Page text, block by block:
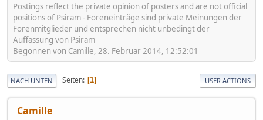
Postings reflect the private opinion of posters and are not official
positions of Psiram - Foreneinträge sind private Meinungen der
Forenmitglieder und entsprechen nicht unbedingt der
Auffassung von Psiram
Begonnen von Camille, 28. Februar 2014, 12:52:01
NACH UNTEN Seiten 1 USER ACTIONS
Camille